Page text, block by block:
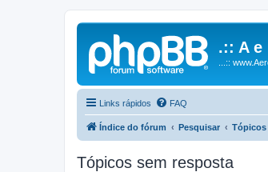
.:: A e
...::
Links rápidos FAQ
Índice do fórum Pesquisar Tópicos
Tópicos sem resposta